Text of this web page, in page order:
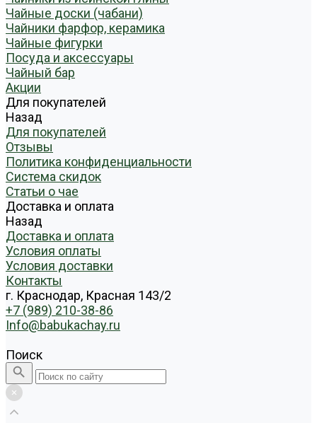
Чайные доски (чабани)
Чайники фарфор, керамика
Чайные фигурки
Посуда и аксессуары
Чайный бар
Акции
Для покупателей
Назад
Для покупателей
Отзывы
Политика конфиденциальности
Система скидок
Статьи о чае
Доставка и оплата
Назад
Доставка и оплата
Условия оплаты
Условия доставки
Контакты
г. Краснодар, Красная 143/2
+7 (989) 210-38-86
Info@babukachay.ru
Поиск